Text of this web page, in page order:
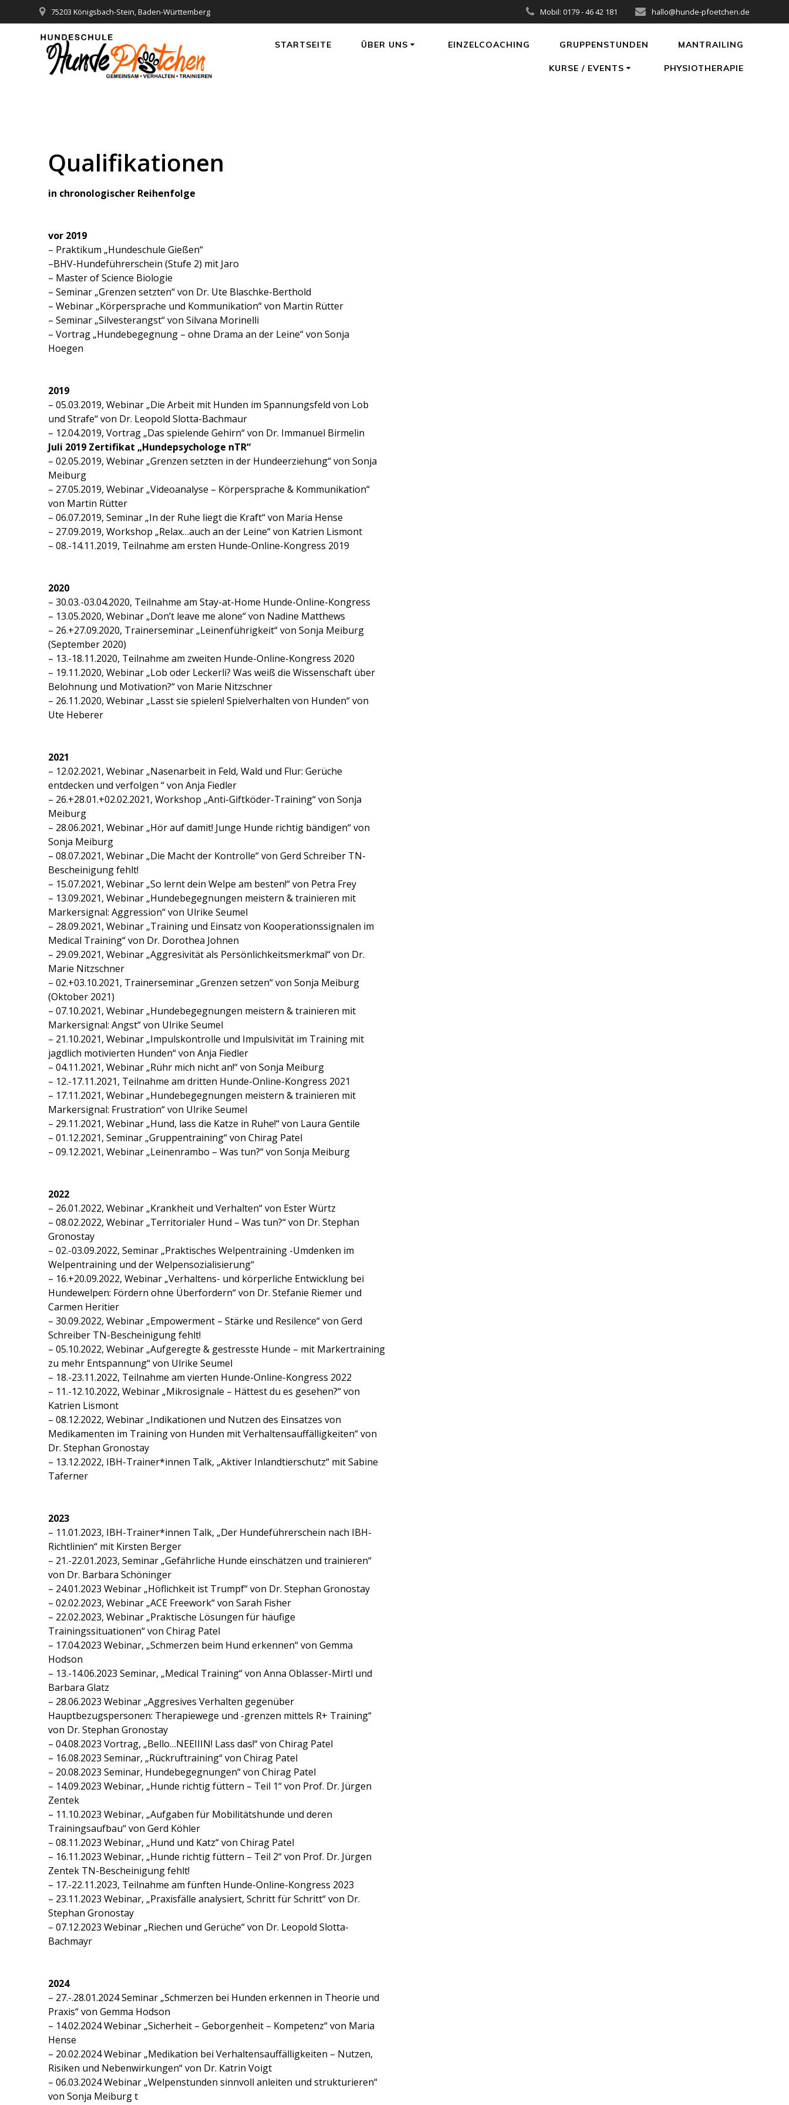
Inhalt
75203 Königsbach-Stein, Baden-Württemberg Mobil: 0179 - 46 42 181 hallo@hunde-pfoetchen.de
STARTSEITE ÜBER UNS EINZELCOACHING GRUPPENSTUNDEN MANTRAILING
KURSE / EVENTS PHYSIOTHERAPIE
Qualifikationen
in chronologischer Reihenfolge
vor 2019
– Praktikum „Hundeschule Gießen“
–BHV-Hundeführerschein (Stufe 2) mit Jaro
– Master of Science Biologie
– Seminar „Grenzen setzten“ von Dr. Ute Blaschke-Berthold
– Webinar „Körpersprache und Kommunikation“ von Martin Rütter
– Seminar „Silvesterangst“ von Silvana Morinelli
– Vortrag „Hundebegegnung – ohne Drama an der Leine“ von Sonja
Hoegen
2019
– 05.03.2019, Webinar „Die Arbeit mit Hunden im Spannungsfeld von Lob
und Strafe“ von Dr. Leopold Slotta-Bachmaur
– 12.04.2019, Vortrag „Das spielende Gehirn“ von Dr. Immanuel Birmelin
Juli 2019 Zertifikat „Hundepsychologe nTR“
– 02.05.2019, Webinar „Grenzen setzten in der Hundeerziehung“ von Sonja
Meiburg
– 27.05.2019, Webinar „Videoanalyse – Körpersprache & Kommunikation“
von Martin Rütter
– 06.07.2019, Seminar „In der Ruhe liegt die Kraft“ von Maria Hense
– 27.09.2019, Workshop „Relax…auch an der Leine“ von Katrien Lismont
– 08.-14.11.2019, Teilnahme am ersten Hunde-Online-Kongress 2019
2020
– 30.03.-03.04.2020, Teilnahme am Stay-at-Home Hunde-Online-Kongress
– 13.05.2020, Webinar „Don’t leave me alone“ von Nadine Matthews
– 26.+27.09.2020, Trainerseminar „Leinenführigkeit“ von Sonja Meiburg
(September 2020)
– 13.-18.11.2020, Teilnahme am zweiten Hunde-Online-Kongress 2020
– 19.11.2020, Webinar „Lob oder Leckerli? Was weiß die Wissenschaft über
Belohnung und Motivation?“ von Marie Nitzschner
– 26.11.2020, Webinar „Lasst sie spielen! Spielverhalten von Hunden“ von
Ute Heberer
2021
– 12.02.2021, Webinar „Nasenarbeit in Feld, Wald und Flur: Gerüche
entdecken und verfolgen “ von Anja Fiedler
– 26.+28.01.+02.02.2021, Workshop „Anti-Giftköder-Training“ von Sonja
Meiburg
– 28.06.2021, Webinar „Hör auf damit! Junge Hunde richtig bändigen“ von
Sonja Meiburg
– 08.07.2021, Webinar „Die Macht der Kontrolle“ von Gerd Schreiber TN-
Bescheinigung fehlt!
– 15.07.2021, Webinar „So lernt dein Welpe am besten!“ von Petra Frey
– 13.09.2021, Webinar „Hundebegegnungen meistern & trainieren mit
Markersignal: Aggression“ von Ulrike Seumel
– 28.09.2021, Webinar „Training und Einsatz von Kooperationssignalen im
Medical Training“ von Dr. Dorothea Johnen
– 29.09.2021, Webinar „Aggresivität als Persönlichkeitsmerkmal“ von Dr.
Marie Nitzschner
– 02.+03.10.2021, Trainerseminar „Grenzen setzen“ von Sonja Meiburg
(Oktober 2021)
– 07.10.2021, Webinar „Hundebegegnungen meistern & trainieren mit
Markersignal: Angst“ von Ulrike Seumel
– 21.10.2021, Webinar „Impulskontrolle und Impulsivität im Training mit
jagdlich motivierten Hunden“ von Anja Fiedler
– 04.11.2021, Webinar „Rühr mich nicht an!“ von Sonja Meiburg
– 12.-17.11.2021, Teilnahme am dritten Hunde-Online-Kongress 2021
– 17.11.2021, Webinar „Hundebegegnungen meistern & trainieren mit
Markersignal: Frustration“ von Ulrike Seumel
– 29.11.2021, Webinar „Hund, lass die Katze in Ruhe!“ von Laura Gentile
– 01.12.2021, Seminar „Gruppentraining“ von Chirag Patel
– 09.12.2021, Webinar „Leinenrambo – Was tun?“ von Sonja Meiburg
2022
– 26.01.2022, Webinar „Krankheit und Verhalten“ von Ester Würtz
– 08.02.2022, Webinar „Territorialer Hund – Was tun?“ von Dr. Stephan
Gronostay
– 02.-03.09.2022, Seminar „Praktisches Welpentraining -Umdenken im
Welpentraining und der Welpensozialisierung“
– 16.+20.09.2022, Webinar „Verhaltens- und körperliche Entwicklung bei
Hundewelpen: Fördern ohne Überfordern“ von Dr. Stefanie Riemer und
Carmen Heritier
– 30.09.2022, Webinar „Empowerment – Stärke und Resilence“ von Gerd
Schreiber TN-Bescheinigung fehlt!
– 05.10.2022, Webinar „Aufgeregte & gestresste Hunde – mit Markertraining
zu mehr Entspannung“ von Ulrike Seumel
– 18.-23.11.2022, Teilnahme am vierten Hunde-Online-Kongress 2022
– 11.-12.10.2022, Webinar „Mikrosignale – Hättest du es gesehen?“ von
Katrien Lismont
– 08.12.2022, Webinar „Indikationen und Nutzen des Einsatzes von
Medikamenten im Training von Hunden mit Verhaltensauffälligkeiten“ von
Dr. Stephan Gronostay
– 13.12.2022, IBH-Trainer*innen Talk, „Aktiver Inlandtierschutz“ mit Sabine
Taferner
2023
– 11.01.2023, IBH-Trainer*innen Talk, „Der Hundeführerschein nach IBH-
Richtlinien“ mit Kirsten Berger
– 21.-22.01.2023, Seminar „Gefährliche Hunde einschätzen und trainieren“
von Dr. Barbara Schöninger
– 24.01.2023 Webinar „Höflichkeit ist Trumpf“ von Dr. Stephan Gronostay
– 02.02.2023, Webinar „ACE Freework“ von Sarah Fisher
– 22.02.2023, Webinar „Praktische Lösungen für häufige
Trainingssituationen“ von Chirag Patel
– 17.04.2023 Webinar, „Schmerzen beim Hund erkennen“ von Gemma
Hodson
– 13.-14.06.2023 Seminar, „Medical Training“ von Anna Oblasser-Mirtl und
Barbara Glatz
– 28.06.2023 Webinar „Aggresives Verhalten gegenüber
Hauptbezugspersonen: Therapiewege und -grenzen mittels R+ Training“
von Dr. Stephan Gronostay
– 04.08.2023 Vortrag, „Bello…NEEIIIN! Lass das!“ von Chirag Patel
– 16.08.2023 Seminar, „Rückruftraining“ von Chirag Patel
– 20.08.2023 Seminar, Hundebegegnungen“ von Chirag Patel
– 14.09.2023 Webinar, „Hunde richtig füttern – Teil 1“ von Prof. Dr. Jürgen
Zentek
– 11.10.2023 Webinar, „Aufgaben für Mobilitätshunde und deren
Trainingsaufbau“ von Gerd Köhler
– 08.11.2023 Webinar, „Hund und Katz“ von Chirag Patel
– 16.11.2023 Webinar, „Hunde richtig füttern – Teil 2“ von Prof. Dr. Jürgen
Zentek TN-Bescheinigung fehlt!
– 17.-22.11.2023, Teilnahme am fünften Hunde-Online-Kongress 2023
– 23.11.2023 Webinar, „Praxisfälle analysiert, Schritt für Schritt“ von Dr.
Stephan Gronostay
– 07.12.2023 Webinar „Riechen und Gerüche“ von Dr. Leopold Slotta-
Bachmayr
2024
– 27.-.28.01.2024 Seminar „Schmerzen bei Hunden erkennen in Theorie und
Praxis“ von Gemma Hodson
– 14.02.2024 Webinar „Sicherheit – Geborgenheit – Kompetenz“ von Maria
Hense
– 20.02.2024 Webinar „Medikation bei Verhaltensauffälligkeiten – Nutzen,
Risiken und Nebenwirkungen“ von Dr. Katrin Voigt
– 06.03.2024 Webinar „Welpenstunden sinnvoll anleiten und strukturieren“
von Sonja Meiburg t